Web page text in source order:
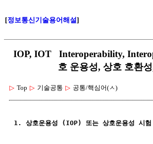
[정보통신기술용어해설]
IOP, IOT Interoperability,
호 운용성, 상호 호환
▷ Top ▷ 기술공통 ▷ 공통/핵심어(ㅅ)
1. 상호운용성 (IOP) 또는 상호운용성 시